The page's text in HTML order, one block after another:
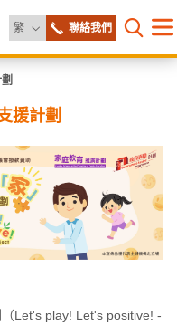
繁 更改語言聯絡我們
打開目
援計劃
Let's play! Let's positive! -